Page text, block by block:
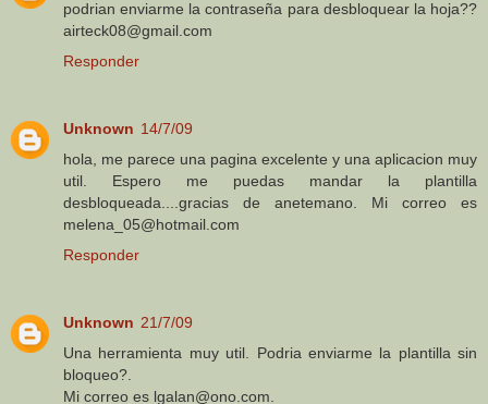
podrian enviarme la contraseña para desbloquear la hoja??
airteck08@gmail.com
Responder
Unknown 14/7/09
hola, me parece una pagina excelente y una aplicacion muy
util. Espero me puedas mandar la plantilla
desbloqueada....gracias de anetemano. Mi correo es
melena_05@hotmail.com
Responder
Unknown 21/7/09
Una herramienta muy util. Podria enviarme la plantilla sin
bloqueo?.
Mi correo es lgalan@ono.com.